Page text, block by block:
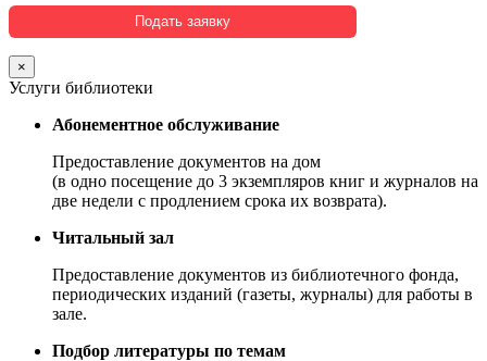
×
Услуги библиотеки
Абонементное обслуживание
Предоставление документов на дом
(в одно посещение до 3 экземпляров книг и журналов на
две недели с продлением срока их возврата).
Читальный зал
Предоставление документов из библиотечного фонда,
периодических изданий (газеты, журналы) для работы в
зале.
Подбор литературы по темам